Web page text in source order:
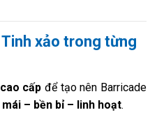
xảo trong từng
cấp để tạo nên Barricade
– bền bỉ – linh hoạt.